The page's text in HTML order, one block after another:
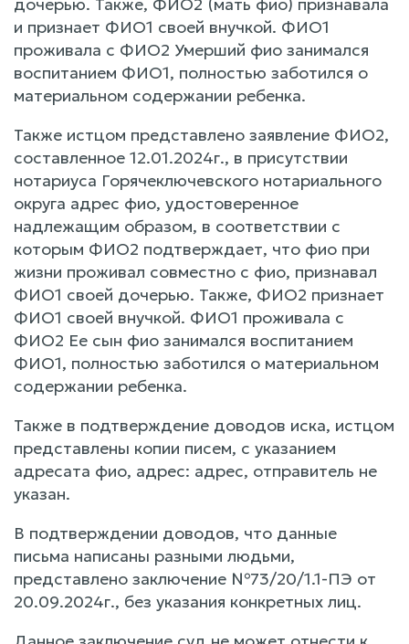
и признает ФИО1 своей внучкой. ФИО1
проживала с ФИО2 Умерший фио занимался
воспитанием ФИО1, полностью заботился о
материальном содержании ребенка.
Также истцом представлено заявление ФИО2,
составленное 12.01.2024г., в присутствии
нотариуса Горячеключевского нотариального
округа адрес фио, удостоверенное
надлежащим образом, в соответствии с
которым ФИО2 подтверждает, что фио при
жизни проживал совместно с фио, признавал
ФИО1 своей дочерью. Также, ФИО2 признает
ФИО1 своей внучкой. ФИО1 проживала с
ФИО2 Ее сын фио занимался воспитанием
ФИО1, полностью заботился о материальном
содержании ребенка.
Также в подтверждение доводов иска, истцом
представлены копии писем, с указанием
адресата фио, адрес: адрес, отправитель не
указан.
В подтверждении доводов, что данные
письма написаны разными людьми,
представлено заключение №73/20/1.1-ПЭ от
20.09.2024г., без указания конкретных лиц.